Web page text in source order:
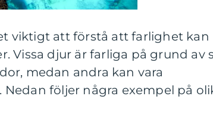
viktigt att förstå att farlighet kan
Vissa djur är farliga på grund av
medan andra kan vara
följer några exempel på